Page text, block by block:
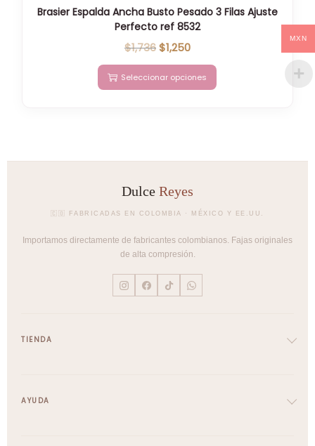
Brasier Espalda Ancha Busto Pesado 3 Filas Ajuste
Perfecto ref 8532
$1,736$1,250
Seleccionar opciones
Dulce Reyes
🇨🇴 FABRICADAS EN COLOMBIA · MÉXICO Y EE.UU.
Importamos directamente de fabricantes colombianos. Fajas originales
de alta compresión.
TIENDA
Full Body
AYUDA
MXN